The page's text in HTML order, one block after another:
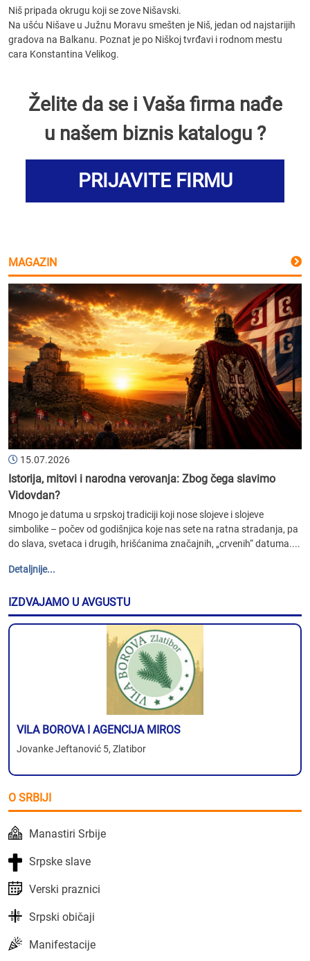
Niš pripada okrugu koji se zove Nišavski.
Na ušću Nišave u Južnu Moravu smešten je Niš, jedan od najstarijih
gradova na Balkanu. Poznat je po Niškoj tvrđavi i rodnom mestu
cara Konstantina Velikog.
Želite da se i Vaša firma nađe
u našem biznis katalogu ?
PRIJAVITE FIRMU
MAGAZIN
15.07.2026
Istorija, mitovi i narodna verovanja: Zbog čega slavimo
Vidovdan?
Mnogo je datuma u srpskoj tradiciji koji nose slojeve i slojeve
simbolike – počev od godišnjica koje nas sete na ratna stradanja, pa
do slava, svetaca i drugih, hrišćanima značajnih, „crvenih“ datuma....
Detaljnije...
IZDVAJAMO U AVGUSTU
VILA BOROVA I AGENCIJA MIROS
Jovanke Jeftanović 5, Zlatibor
O SRBIJI
Manastiri Srbije
Srpske slave
Verski praznici
Srpski običaji
Manifestacije